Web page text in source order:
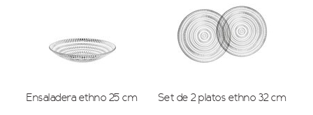
Ensaladera ethno 25 cm Set de 2 platos ethno 32 cm